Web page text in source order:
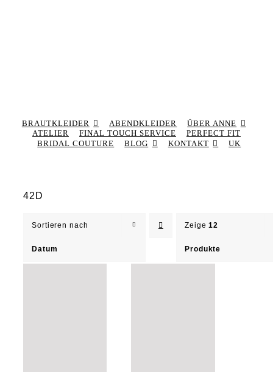
BRAUTKLEIDER ABENDKLEIDER
ÜBER ANNE
ATELIER
FINAL TOUCH SERVICE
PERFECT FIT
BRIDAL COUTURE
BLOG KONTAKT UK
42D
Sortieren nach
Datum
Zeige12
Produkte